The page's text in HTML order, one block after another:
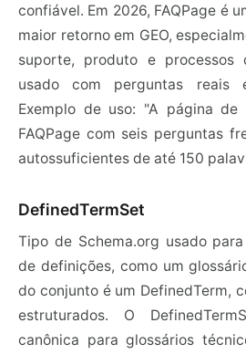
confiável. Em 2026, FAQPage é
maior retorno em GEO,
suporte, produto e processos
usado com perguntas reais
Exemplo de uso: "A página de
FAQPage com seis perguntas
autossuficientes de até 150
DefinedTermSet
Tipo de Schema.org usado
de definições, como um
do conjunto é um DefinedTerm,
estruturados. O
canônica para glossários